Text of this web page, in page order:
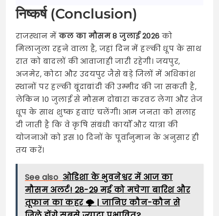
निष्कर्ष (Conclusion)
राजस्थान में कल का मौसम 8 जुलाई 2026 को
मिलाजुला रहने वाला है, जहां दिन में हल्की धूप के साथ
रात को बादलों की आवाजाही जारी रहेगी। जयपुर,
अजमेर, कोटा और उदयपुर जैसे बड़े जिलों में अधिकांश
स्थानों पर हल्की बूंदाबांदी की उम्मीद की जा सकती है,
लेकिन 10 जुलाई से मौसम दोबारा करवट लेगा और तेज
धूप के साथ शुष्क हवाएं चलेंगी। आम जनता को सलाह
दी जाती है कि वे कृषि संबंधी कार्यों और यात्रा की
योजनाओं को इस 10 दिनों के पूर्वानुमान के अनुसार ही
तय करें।
See also ओडिशा के भुवनेश्वर में आज का
मौसम अलर्ट! 28-29 मई को मचेगा बारिश और
तूफान का कहर 🌩️ | जानिए कौन-कौन से